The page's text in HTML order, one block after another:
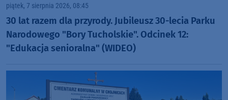
piątek, 7 sierpnia 2026, 08:45
30 lat razem dla przyrody. Jubileusz 30-lecia Parku
Narodowego "Bory Tucholskie". Odcinek 12:
"Edukacja senioralna" (WIDEO)